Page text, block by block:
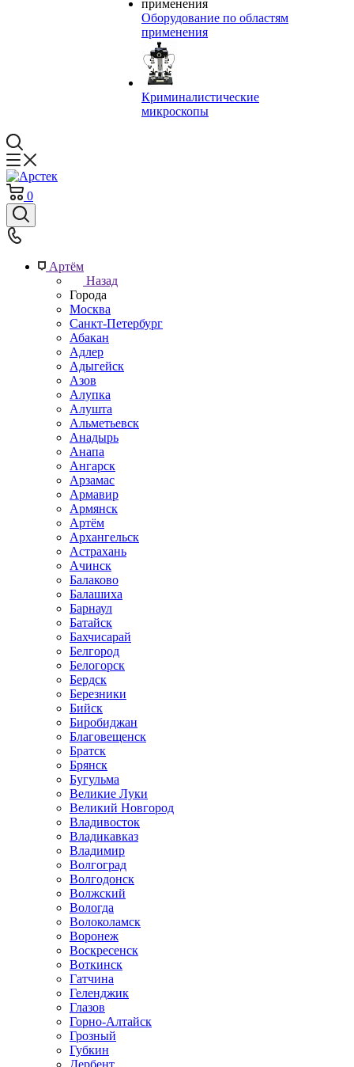
Оборудование по областям
применения
Криминалистические
микроскопы
0
Артём
Назад
Города
Москва
Санкт-Петербург
Абакан
Адлер
Адыгейск
Азов
Алупка
Алушта
Альметьевск
Анадырь
Анапа
Ангарск
Арзамас
Армавир
Армянск
Артём
Архангельск
Астрахань
Ачинск
Балаково
Балашиха
Барнаул
Батайск
Бахчисарай
Белгород
Белогорск
Бердск
Березники
Бийск
Биробиджан
Благовещенск
Братск
Брянск
Бугульма
Великие Луки
Великий Новгород
Владивосток
Владикавказ
Владимир
Волгоград
Волгодонск
Волжский
Вологда
Волоколамск
Воронеж
Воскресенск
Воткинск
Гатчина
Геленджик
Глазов
Горно-Алтайск
Грозный
Губкин
Дербент